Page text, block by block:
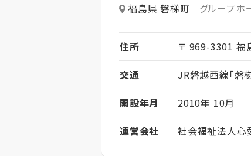
福島県 磐梯町 グループホ
住所
〒 969-3301 福
交通
JR磐越西線「磐
開設年月
2010年 10月
運営会社
社会福祉法人心